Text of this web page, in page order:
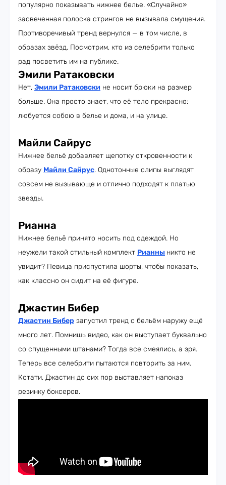
популярно показывать нижнее белье. «Случайно»
засвеченная полоска стрингов не вызывала смущения.
Противоречивый тренд вернулся — в том числе, в
образах звёзд. Посмотрим, кто из селебрити только
рад посветить им на публике.
Эмили Ратаковски
Нет, Эмили Ратаковски не носит брюки на размер
больше. Она просто знает, что её тело прекрасно:
любуется собою в белье и дома, и на улице.
Майли Сайрус
Нижнее бельё добавляет щепотку откровенности к
образу Майли Сайрус. Однотонные слипы выглядят
совсем не вызывающе и отлично подходят к платью
звезды.
Рианна
Нижнее бельё принято носить под одеждой. Но
неужели такой стильный комплект Рианны никто не
увидит? Певица приспустила шорты, чтобы показать,
как классно он сидит на её фигуре.
Джастин Бибер
Джастин Бибер запустил тренд с бельём наружу ещё
много лет. Помнишь видео, как он выступает буквально
со спущенными штанами? Тогда все смеялись, а зря.
Теперь все селебрити пытаются повторить за ним.
Кстати, Джастин до сих пор выставляет напоказ
резинку боксеров.